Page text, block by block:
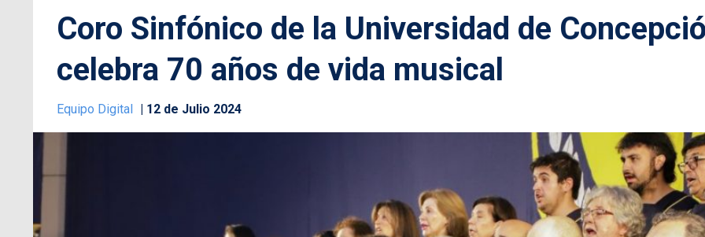
Coro Sinfónico de la Universidad de
celebra 70 años de vida musical
Equipo Digital 12 de Julio 2024